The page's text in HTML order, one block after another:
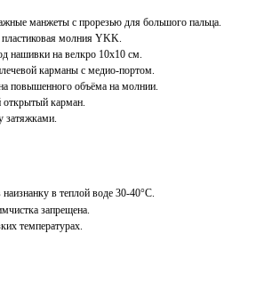
манжеты с прорезью для большого пальца.
молния YKK.
нашивки на велкро 10х10 см.
карманы с медио-портом.
повышенного объёма на молнии.
открытый карман.
затяжками.
в теплой воде 30-40°C.
запрещена.
температурах.